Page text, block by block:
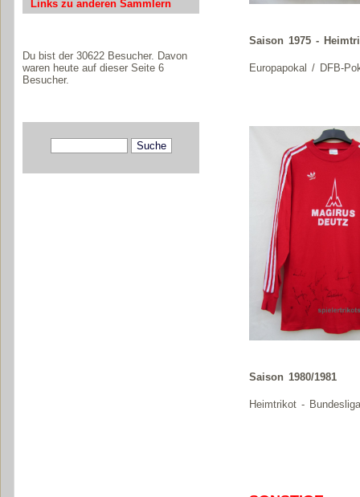
Links zu anderen Sammlern
Du bist der 30622 Besucher. Davon
waren heute auf dieser Seite 6
Besucher.
Saison 1975 -
Europapokal / DFB-
Saison 1980/1981
Heimtrikot - Bundesliga